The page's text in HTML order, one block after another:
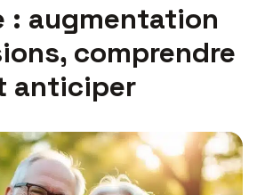
: augmentation
comprendre
anticiper